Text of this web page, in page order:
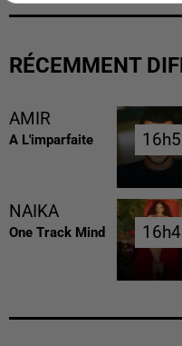
RÉCEMMENT
AMIR
A L'imparfaite
NAIKA
One Track Mind